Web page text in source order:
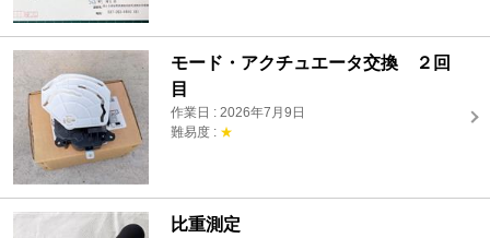
モード・アクチュエータ交換 ２回
目
作業日 : 2026年7月9日
難易度 : ★
比重測定